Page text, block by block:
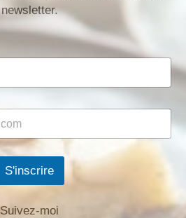
newsletter.
S'inscrire
Suivez-moi